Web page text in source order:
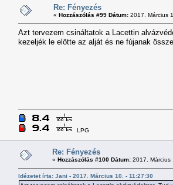
Re: Fényezés
« Hozzászólás #99 Dátum: 2017. Március
Azt tervezem csináltatok a Lacettin
kezeljék le elötte az alját és ne fújanak
LPG
Re: Fényezés
« Hozzászólás #100 Dátum: 2017.
Idézetet írta: Jani - 2017. Március 10. - 11:27:30